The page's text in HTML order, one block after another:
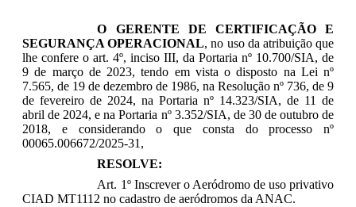
O GERENTE DE CERTIFICAÇÃO E
SEGURANÇA OPERACIONAL, no uso da atribuição que
lhe confere o art. 4º, inciso III, da Portaria nº 10.700/SIA, de
9 de março de 2023, tendo em vista o disposto na Lei nº
7.565, de 19 de dezembro de 1986, na Resolução nº 736, de 9
de fevereiro de 2024, na Portaria nº 14.323/SIA, de 11 de
abril de 2024, e na Portaria nº 3.352/SIA, de 30 de outubro de
2018, e considerando o que consta do processo nº
00065.006672/2025-31,
RESOLVE:
Art. 1º Inscrever o Aeródromo de uso privativo
CIAD MT1112 no cadastro de aeródromos da ANAC.